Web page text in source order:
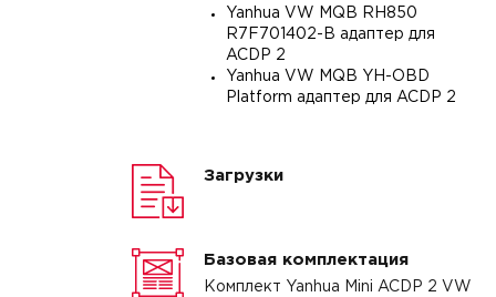
Yanhua VW MQB RH850
R7F701402-B адаптер для
ACDP 2
Yanhua VW MQB YH-OBD
Platform адаптер для ACDP 2
Загрузки
Базовая комплектация
Комплект Yanhua Mini ACDP 2 VW